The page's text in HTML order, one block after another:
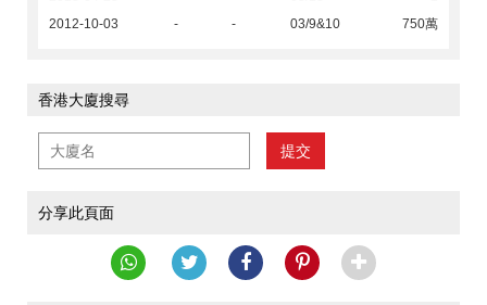
2012-10-03
- - 03/9&10 750萬
香港大廈搜尋
提交
分享此頁面